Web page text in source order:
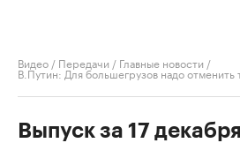
Видео / Передачи / Главные новости /
В.Путин: Для большегрузов надо отменить
Выпуск за 17